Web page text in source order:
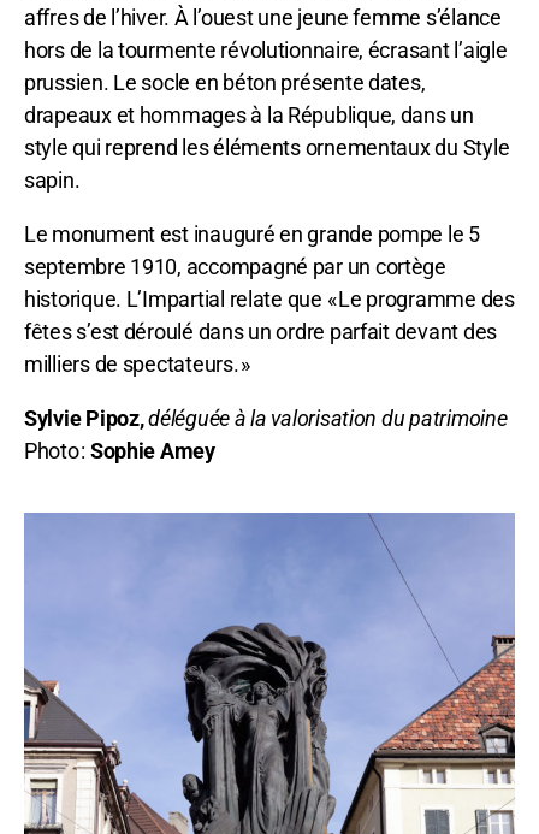
affres de l’hiver. À l’ouest une jeune femme s’élance
hors de la tourmente révolutionnaire, écrasant l’aigle
prussien. Le socle en béton présente dates,
drapeaux et hommages à la République, dans un
style qui reprend les éléments ornementaux du Style
sapin.
Le monument est inauguré en grande pompe le 5
septembre 1910, accompagné par un cortège
historique. L’Impartial relate que « Le programme des
fêtes s’est déroulé dans un ordre parfait devant des
milliers de spectateurs. »
Sylvie Pipoz,déléguée à la valorisation du patrimoine
Photo : Sophie Amey